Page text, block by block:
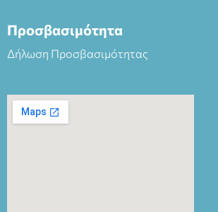
Προσβασιμότητα
Δήλωση Προσβασιμότητας